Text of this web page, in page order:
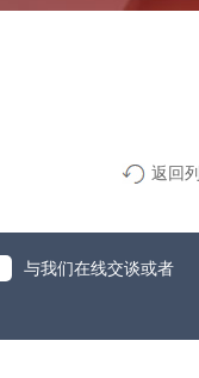
返回
与我们在线交谈或者